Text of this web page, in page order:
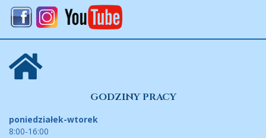
GODZINY PRACY
poniedziałek-wtorek
8:00-16:00